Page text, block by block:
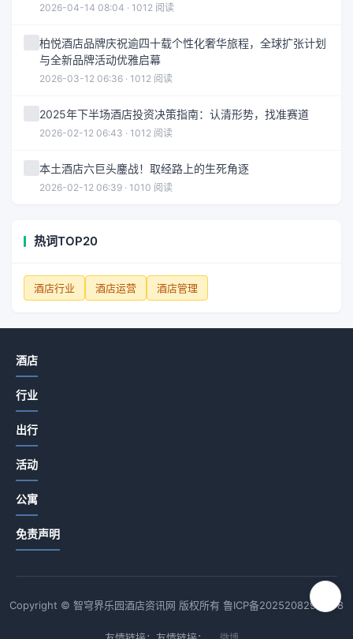
2026-04-14 08:04 · 1012 阅读
柏悦酒店品牌庆祝逾四十载个性化奢华旅程，全球扩张计划
与全新品牌活动优雅启幕
2026-03-12 06:36 · 1012 阅读
2025年下半场酒店投资决策指南：认清形势，找准赛道
2026-02-12 06:43 · 1012 阅读
本土酒店六巨头鏖战！取经路上的生死角逐
2026-02-12 06:39 · 1010 阅读
热词TOP20
酒店行业 酒店运营 酒店管理
酒店
行业
出行
活动
公寓
免责声明
Copyright © 智穹界乐园酒店资讯网 版权所有 鲁ICP备2025208294号-8